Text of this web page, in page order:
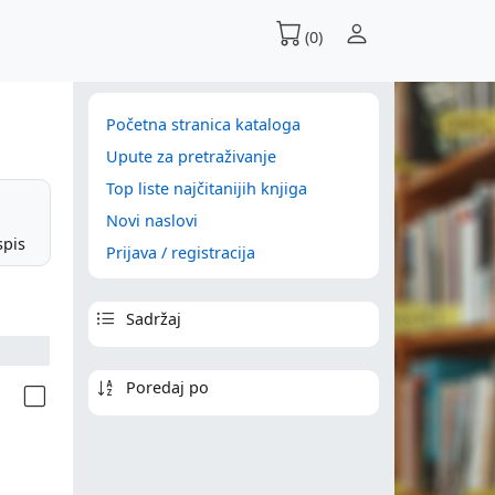
(0)
Početna stranica kataloga
Upute za pretraživanje
Top liste najčitanijih knjiga
Novi naslovi
Prijava / registracija
Sadržaj
Poredaj po